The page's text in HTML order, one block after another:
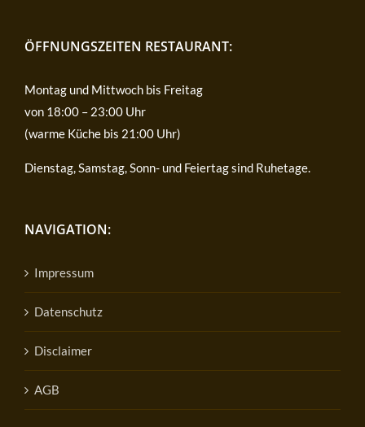
ÖFFNUNGSZEITEN RESTAURANT:
Montag und Mittwoch bis Freitag
von 18:00 – 23:00 Uhr
(warme Küche bis 21:00 Uhr)
Dienstag, Samstag, Sonn- und Feiertag sind Ruhetage.
NAVIGATION:
Impressum
Datenschutz
Disclaimer
AGB